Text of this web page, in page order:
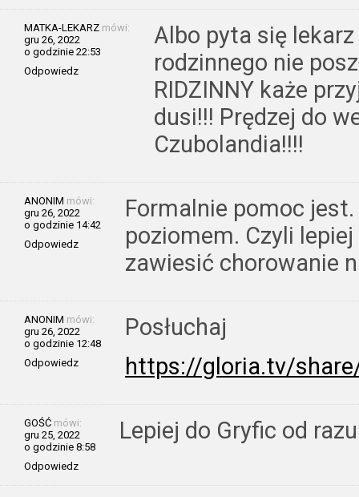
MATKA-LEKARZ mówi:
gru 26, 2022
o godzinie 22:53
Odpowiedz
Albo pyta się
rodzinnego nie
RIDZINNY każe
dusi!!! Prędzej do
Czubolandia!!!!
ANONIM mówi:
gru 26, 2022
o godzinie 14:42
Odpowiedz
Formalnie pomoc
poziomem. Czyli
zawiesić chorowanie
ANONIM mówi:
gru 26, 2022
o godzinie 12:48
Odpowiedz
Posłuchaj
https://gloria.tv/
GOŚĆ mówi:
gru 25, 2022
o godzinie 8:58
Odpowiedz
Lepiej do Gryfic od